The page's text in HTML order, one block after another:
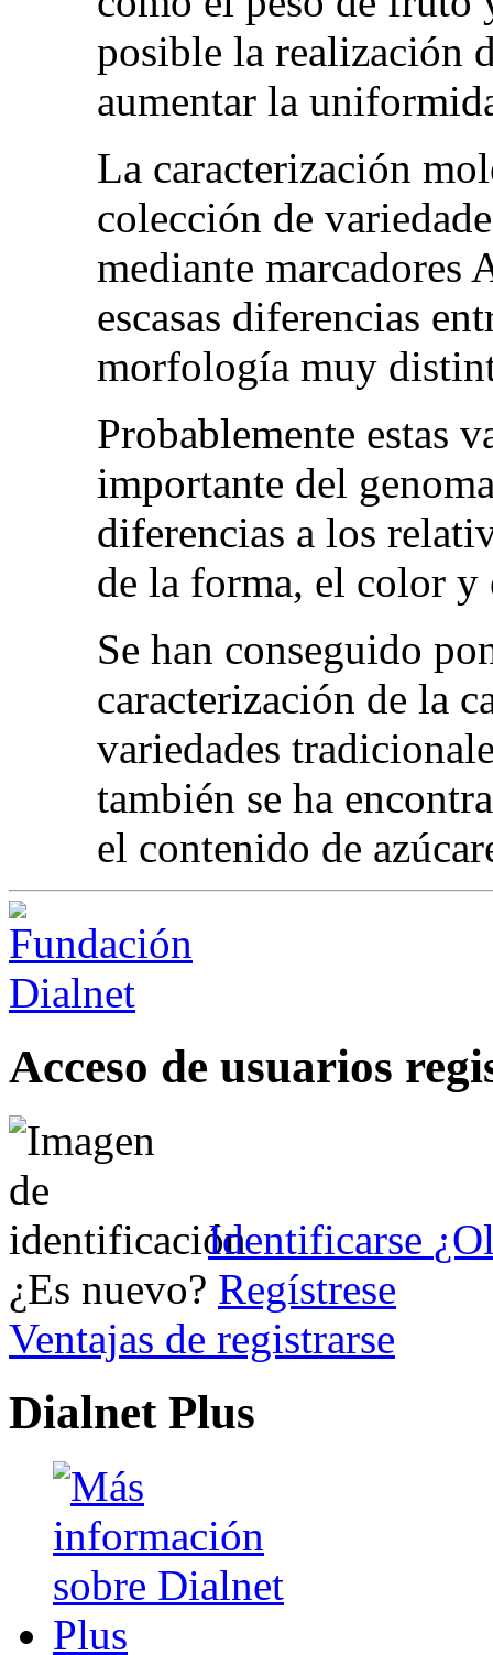
posible la realización
aumentar la
La caracterización
colección de
mediante marcadores
escasas diferencias
morfología muy
Probablemente estas
importante del
diferencias a los
de la forma, el color y
Se han conseguido
caracterización de la
variedades
también se ha
el contenido de
Acceso de usuarios
Identificarse
¿Es nuevo? Regístrese
Ventajas de registrarse
Dialnet Plus